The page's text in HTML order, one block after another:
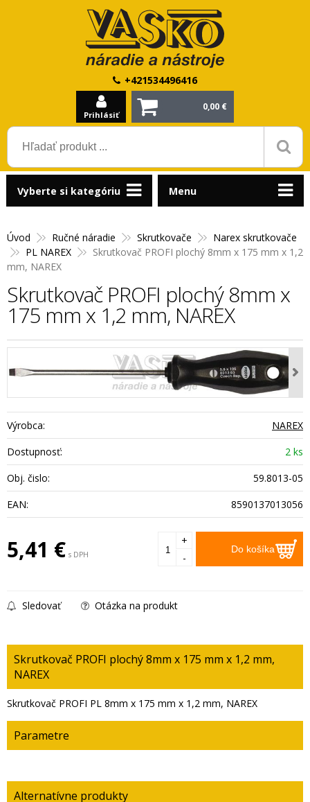
+421534496416
Prihlásiť
0,00 €
Úvod Ručné náradie Skrutkovače
Narex skrutkovače
PL NAREX
Skrutkovač PROFI plochý 8mm x 175 mm x 1,2
mm, NAREX
Skrutkovač PROFI plochý 8mm x
175 mm x 1,2 mm, NAREX
Výrobca:
NAREX
Dostupnosť:
2 ks
Obj. čislo:
59.8013-05
EAN:
8590137013056
5,41 € s DPH Do košíka
+
-
Sledovať Otázka na produkt
Skrutkovač PROFI plochý 8mm x 175 mm x 1,2 mm,
NAREX
Skrutkovač PROFI PL 8mm x 175 mm x 1,2 mm, NAREX
Parametre
Vyberte si kategóriu Menu